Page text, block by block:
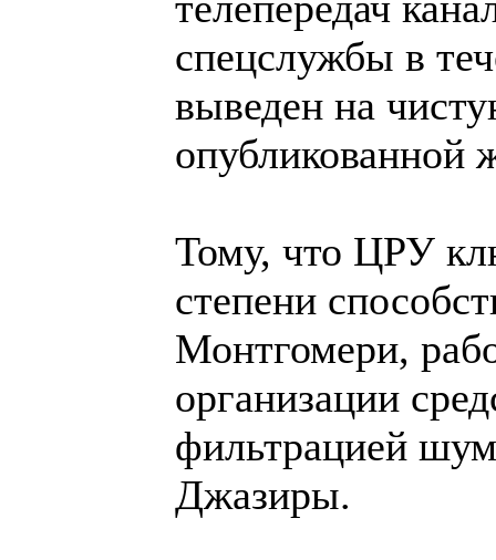
спецслужбы в
выведен на
опубликованной
Тому, что ЦРУ
степени
Монтгомери,
организации
фильтрацией
Джазиры.